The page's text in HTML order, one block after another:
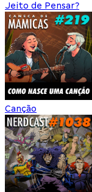
Jeito de Pensar?
Canção